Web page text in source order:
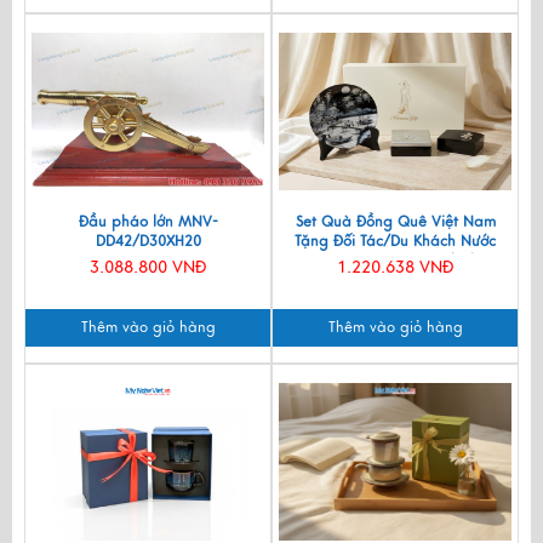
Đầu pháo lớn MNV-
DD42/D30XH20
3.088.800 VNĐ
Thêm vào giỏ hàng
Set Quà Đồng Quê Việt Nam
Tặng Đối Tác/Du Khách Nước
Ngoài - Đĩa Sơn Mài/ Hộp
Namecard & Đế Lót Ly Sơn Mài
1.220.638 VNĐ
Thêm vào giỏ hàng